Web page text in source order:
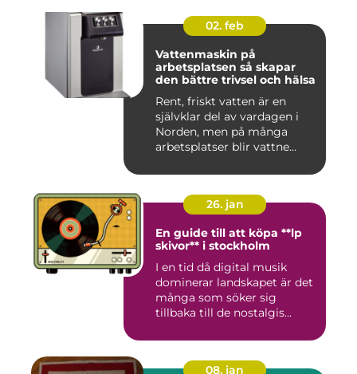
02. feb
Vattenmaskin på
arbetsplatsen så skapar
den bättre trivsel och hälsa
Rent, friskt vatten är en
självklar del av vardagen i
Norden, men på många
arbetsplatser blir vattne...
26. jan
En guide till att köpa **lp
skivor** i stockholm
I en tid då digital musik
dominerar landskapet är det
många som söker sig
tillbaka till de nostalgis...
08. jan